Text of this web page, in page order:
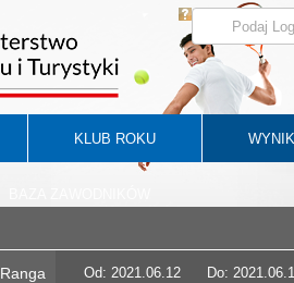
KLUB ROKU WYNIKI
Ranga Od: 2021.06.12 Do: